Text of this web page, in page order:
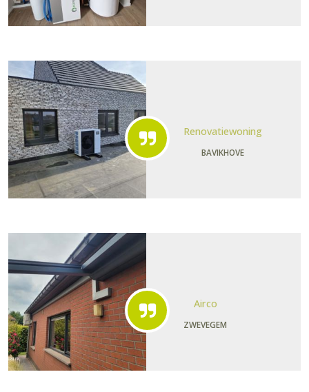
Renovatiewoning
BAVIKHOVE
Airco
ZWEVEGEM